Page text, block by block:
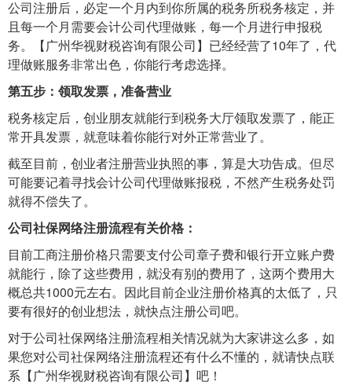
公司注册后，必定一个月内到你所属的税务所税务核定，并
且每一个月需要会计公司代理做账，每一个月进行申报税
务。【广州华视财税咨询有限公司】已经经营了10年了，代
理做账服务非常出色，你能行考虑选择。
第五步：领取发票，准备营业
税务核定后，创业朋友就能行到税务大厅领取发票了，能正
常开具发票，就意味着你能行对外正常营业了。
截至目前，创业者注册营业执照的事，算是大功告成。但尽
可能要记着寻找会计公司代理做账报税，不然产生税务处罚
就得不偿失了。
公司社保网络注册流程有关价格：
目前工商注册价格只需要支付公司章子费和银行开立账户费
就能行，除了这些费用，就没有别的费用了，这两个费用大
概总共1000元左右。因此目前企业注册价格真的太低了，只
要有很好的创业想法，就快点注册公司吧。
对于公司社保网络注册流程相关情况就为大家讲这么多，如
果您对公司社保网络注册流程还有什么不懂的，就请快点联
系【广州华视财税咨询有限公司】吧！